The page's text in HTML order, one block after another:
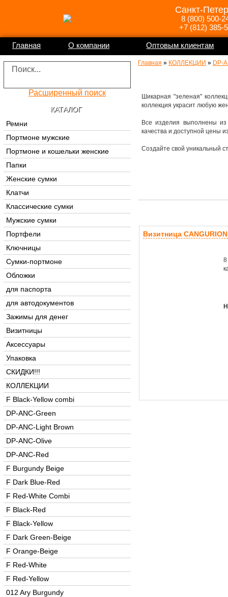
Санкт-
8 (800) 500-
+7 (812) 385-
Главная О компании Оптовым клиентам
Расширенный поиск
КАТАЛОГ
Ремни
Портмоне мужские
Портмоне и кошельки женские
Папки
Женские сумки
Клатчи
Классические сумки
Мужские сумки
Портфели
Ключницы
Сумки-портмоне
Обложки
для паспорта
для автодокументов
Зажимы для денег
Визитницы
Аксессуары
Упаковка
СКИДКИ!!!
КОЛЛЕКЦИИ
F Black-Yellow combi
DP-ANC-Green
DP-ANC-Light Brown
DP-ANC-Olive
DP-ANC-Red
F Burgundy Beige
F Dark Blue-Red
F Red-White Combi
F Black-Red
F Black-Yellow
F Dark Green-Beige
F Orange-Beige
F Red-White
F Red-Yellow
012 Ary Burgundy
Главная » КОЛЛЕКЦИИ » DP-
Шикарная "зеленая"
коллекция украсит любую
Все изделия выполнены из
качества и доступной цены
Создайте свой уникальный
Визитница